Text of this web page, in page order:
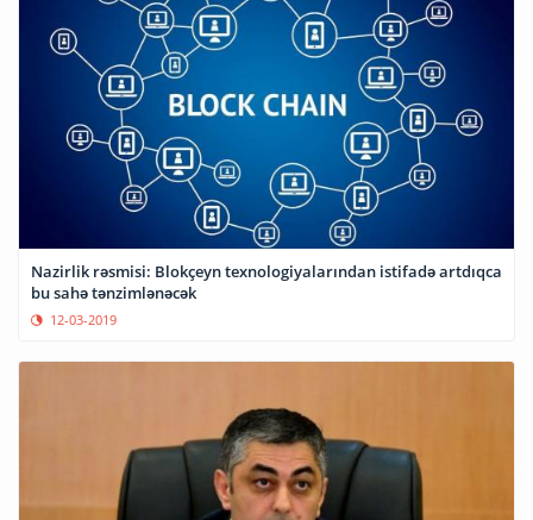
Nazirlik rəsmisi: Blokçeyn texnologiyalarından istifadə artdıqca
bu sahə tənzimlənəcək
12-03-2019